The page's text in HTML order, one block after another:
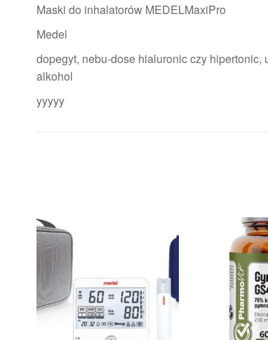
Maski do inhalatorów MEDELMaxiPro
Medel
dopegyt, nebu-dose hialuronic czy
alkohol
yyyyy